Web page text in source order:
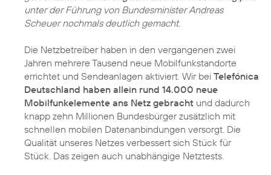
unter der Führung von Bundesminister Andreas
Scheuer nochmals deutlich gemacht.
Die Netzbetreiber haben in den vergangenen zwei
Jahren mehrere Tausend neue Mobilfunkstandorte
errichtet und Sendeanlagen aktiviert. Wir bei Telefónica
Deutschland haben allein rund 14.000 neue
Mobilfunkelemente ans Netz gebracht und dadurch
knapp zehn Millionen Bundesbürger zusätzlich mit
schnellen mobilen Datenanbindungen versorgt. Die
Qualität unseres Netzes verbessert sich Stück für
Stück. Das zeigen auch unabhängige Netztests.